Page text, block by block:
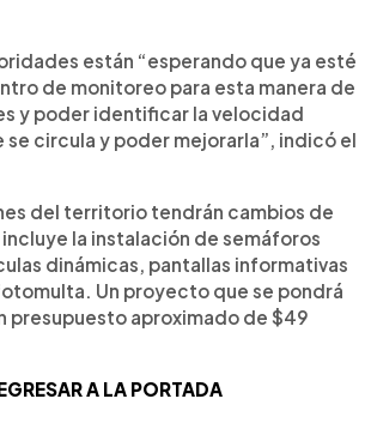
están “esperando que ya esté
de monitoreo para esta manera de
y poder identificar la velocidad
se circula y poder mejorarla”, indicó el
del territorio tendrán cambios de
la instalación de semáforos
dinámicas, pantallas informativas
Un proyecto que se pondrá
presupuesto aproximado de $49
A LA PORTADA